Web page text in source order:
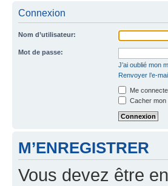
Connexion
Nom d’utilisateur:
Mot de passe:
J’ai oublié mon
Renvoyer l’e-
Me
Cacher mon
M’ENREGISTRER
Vous devez être